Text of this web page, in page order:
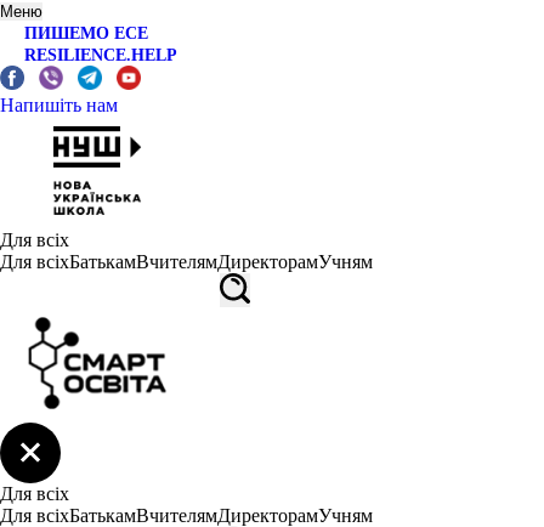
Меню
ПИШЕМО ЕСЕ
RESILIENCE.HELP
Напишіть нам
Для всіх
Для всіхБатькамВчителямДиректорамУчням
Для всіх
Для всіхБатькамВчителямДиректорамУчням